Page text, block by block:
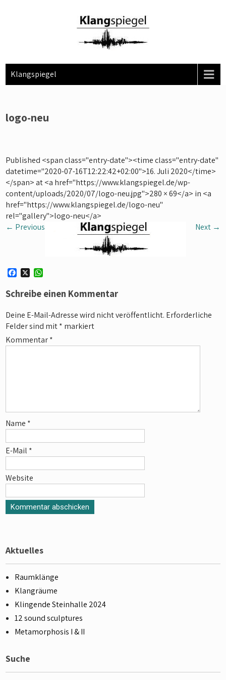
Klangspiegel
logo-neu
Published <span class="entry-date"><time class="entry-date"
datetime="2020-07-16T12:22:42+02:00">16. Juli 2020</time>
</span> at <a href="https://www.klangspiegel.de/wp-
content/uploads/2020/07/logo-neu.jpg">280 × 69</a> in <a
href="https://www.klangspiegel.de/logo-neu"
rel="gallery">logo-neu</a>
← Previous Next →
F
c
e
o
o
k
X
a
t
A
p
p
Schreibe einen Kommentar
Deine E-Mail-Adresse wird nicht veröffentlicht. Erforderliche
Felder sind mit* markiert
Kommentar*
Name *
E-Mail *
Website
Aktuelles
Raumklänge
Klangräume
Klingende Steinhalle 2024
12 sound sculptures
Metamorphosis I & II
Suche